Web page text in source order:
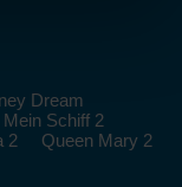
Dream
Mein Schiff 2
2
Queen Mary 2